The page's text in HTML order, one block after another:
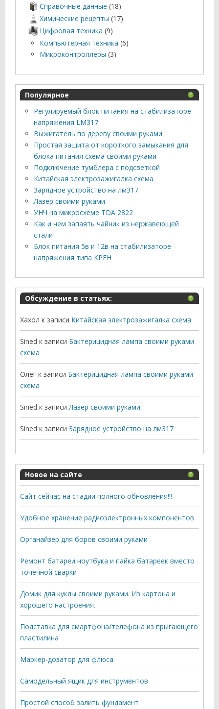
Справочные данные (18)
Химические рецепты (17)
Цифровая техника (9)
Компьютерная техника (6)
Микроконтроллеры (3)
Популярное
Регулируемый блок питания на стабилизаторе
напряжения LM317
Выжигатель по дереву своими руками
Простая защита от короткого замыкания для
блока питания схема своими руками
Подключение тумблера с подсветкой
Китайская электрозажигалка схема
Зарядное устройство на лм317
Лазер своими руками
УНЧ на микросхеме TDA 2822
Как и чем запаять чайник из нержавеющей
стали
Блок питания 5в и 12в на стабилизаторе
напряжения типа КРЕН
Обсуждение в статьях:
Хахол к записи Китайская электрозажигалка схема
Sined к записи Бактерицидная лампа своими руками
схема
Олег к записи Бактерицидная лампа своими руками
схема
Sined к записиЛазер своими руками
Sined к записиЗарядное устройство на лм317
Новое на сайте
Сайт сейчас на стадии полного обновления!!!
Удобное хранение радиоэлектронных компонентов
Органайзер для боров своими руками
Ремонт батареи ноутбука и пайка батареек вместо
точечной сварки
Домик для куклы своими руками. Из картона и
хорошего настроения.
Подставка для смартфона/телефона из прыгающего
пластилина
Маркер-дозатор для флюса
Самодельный ящик для инструментов
Простой способ залить фундамент